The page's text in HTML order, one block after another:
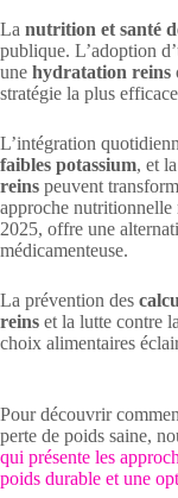
La nutrition et santé
publique. L’adoption
une hydratation reins
stratégie la plus
L’intégration
faibles potassium, et
reins peuvent
approche nutritionnelle
2025, offre une
médicamenteuse.
La prévention des
reins et la lutte contre la
choix alimentaires
Pour découvrir
perte de poids saine,
qui présente les
poids durable et une